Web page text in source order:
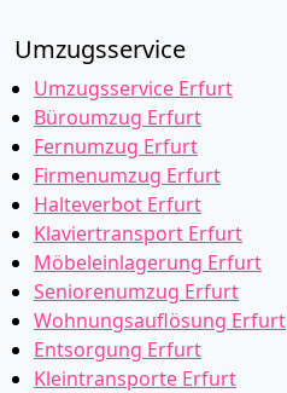
Umzugsservice
Umzugsservice Erfurt
Büroumzug Erfurt
Fernumzug Erfurt
Firmenumzug Erfurt
Halteverbot Erfurt
Klaviertransport Erfurt
Möbeleinlagerung Erfurt
Seniorenumzug Erfurt
Wohnungsauflösung Erfurt
Entsorgung Erfurt
Kleintransporte Erfurt